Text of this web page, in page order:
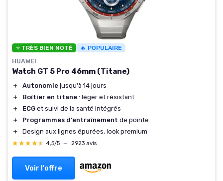
⭐ TRÈS BIEN NOTÉ 🔥 POPULAIRE
HUAWEI
Watch GT 5 Pro 46mm (Titane)
＋ Autonomie jusqu'à 14 jours
＋
Boîtier en titane : léger et résistant
＋
ECG et suivi de la santé intégrés
＋
Programmes d'entraînement de pointe
＋
Design aux lignes épurées, look premium
★★★★★
★★★★★ 4,5/5 — 2923 avis
Voir l'offre